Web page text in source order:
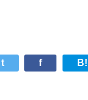
t f B!